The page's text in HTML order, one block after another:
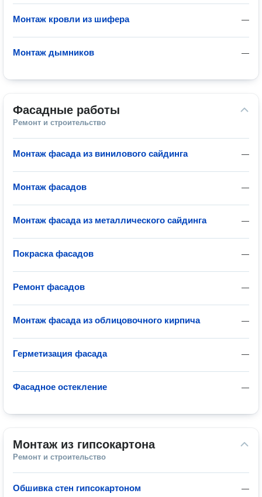
—
Монтаж кровли из шифера
—
Монтаж дымников
Фасадные работы
Ремонт и строительство
—
Монтаж фасада из винилового сайдинга
—
Монтаж фасадов
—
Монтаж фасада из металлического сайдинга
—
Покраска фасадов
—
Ремонт фасадов
—
Монтаж фасада из облицовочного кирпича
—
Герметизация фасада
—
Фасадное остекление
Монтаж из гипсокартона
Ремонт и строительство
—
Обшивка стен гипсокартоном